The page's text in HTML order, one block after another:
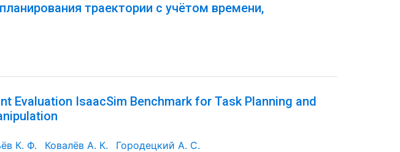
траектории с учётом времени,
Evaluation IsaacSim Benchmark for Task Planning and
К. Ф. Ковалёв А. К. Городецкий А. С.